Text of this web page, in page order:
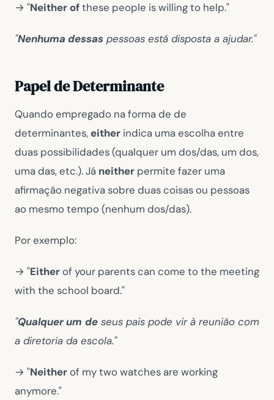
→ "Neitherofthese people is willing to help."
"Nenhuma dessas pessoas está disposta a ajudar."
Papel de Determinante
Quando empregado na forma de de
determinantes,either indica uma escolha entre
duas possibilidades (qualquer um dos/das, um dos,
uma das, etc.). Já neither permite fazer uma
afirmação negativa sobre duas coisas ou pessoas
ao mesmo tempo (nenhum dos/das).
Por exemplo:
→ "Eitherof your parents can come to the meeting
with the school board."
"Qualquer um de seus pais pode vir à reunião com
a diretoria da escola."
→ "Neitherof my two watches are working
anymore."